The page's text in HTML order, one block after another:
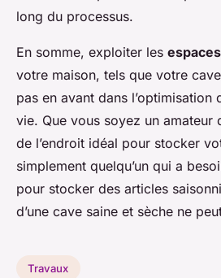
long du processus.
En somme, exploiter les
votre maison, tels que votre
pas en avant dans l’optimisation
vie. Que vous soyez un amateur
de l’endroit idéal pour stocker
simplement quelqu’un qui a
pour stocker des articles
d’une cave saine et sèche ne
Travaux